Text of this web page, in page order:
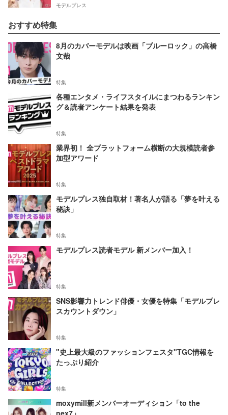
モデルプレス
おすすめ特集
8月のカバーモデルは映画「ブルーロック」の高橋
文哉
特集
各種エンタメ・ライフスタイルにまつわるランキン
グ＆読者アンケート結果を発表
特集
業界初！ 全プラットフォーム横断の大規模読者参
加型アワード
特集
モデルプレス独自取材！著名人が語る「夢を叶える
秘訣」
特集
モデルプレス読者モデル 新メンバー加入！
特集
SNS影響力トレンド俳優・女優を特集「モデルプレ
スカウントダウン」
特集
"史上最大級のファッションフェスタ"TGC情報を
たっぷり紹介
特集
moxymill新メンバーオーディション「to the
nex7」